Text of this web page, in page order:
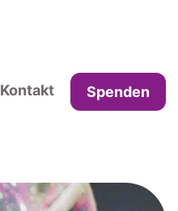
Kontakt Spenden